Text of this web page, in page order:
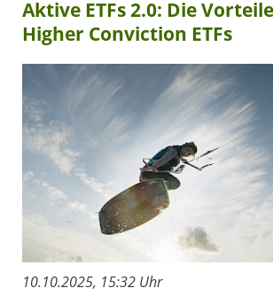
Aktive ETFs 2.0: Die
Higher Conviction ETFs
10.10.2025, 15:32 Uhr